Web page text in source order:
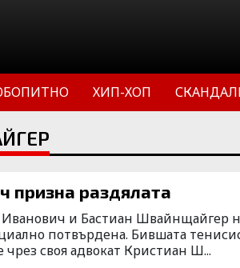
ХИП-ХОП
призна раздялата
Иванович и Бастиан Швайнщайгер
потвърдена. Бившата
своя адвокат Кристиан Ш...